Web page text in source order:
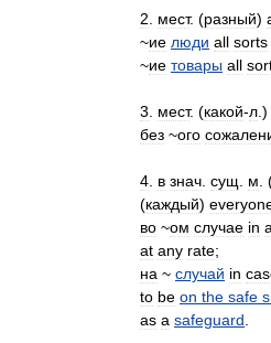
2 мест. (разный)
~ие люди all sorts
~ие товары all
3 мест. (какой-л .)
без ~ого
4 в знач сущ м .
(каждый)
во ~ом случае in
at any rate;
на ~ случай in
to be on the safe
as a safeguard